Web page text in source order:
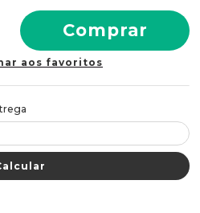
Comprar